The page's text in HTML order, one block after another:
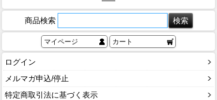
商品検索
マイページ カート
ログイン
メルマガ申込/停止
特定商取引法に基づく表示